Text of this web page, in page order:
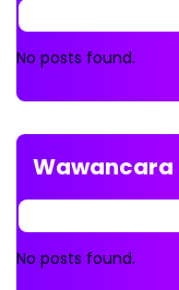
No posts found.
Wawancara
No posts found.